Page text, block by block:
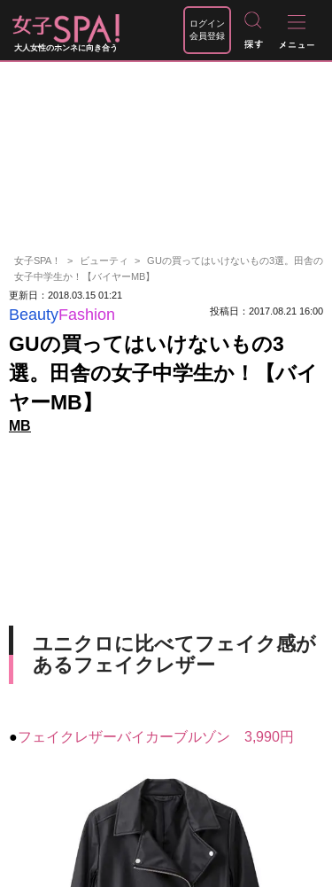
大人女性のホンネに向き合う
ログイン
会員登録
女子SPA！ ビューティ
GUの買ってはいけないもの3選。田舎の
女子中学生か！【バイヤーMB】
更新日：2018.03.15 01:21
BeautyFashion 投稿日：2017.08.21 16:00
GUの買ってはいけないもの3
選。田舎の女子中学生か！【バイ
ヤーMB】
MB
ユニクロに比べてフェイク感が
あるフェイクレザー
●フェイクレザーバイカーブルゾン 3,990円